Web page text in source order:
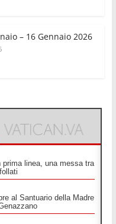
– 16 Gennaio 2026
prima linea, una messa tra
al Santuario della Madre